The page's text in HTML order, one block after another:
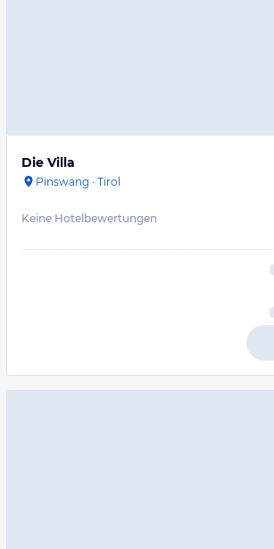
Die Villa
Pinswang · Tirol
Keine Hotelbewertungen